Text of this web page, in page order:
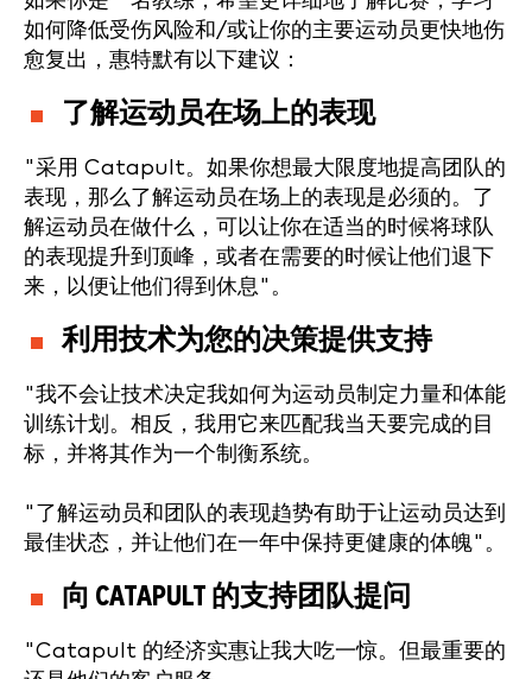
如何降低受伤风险和/或让你的主要运动员更快地伤
愈复出，惠特默有以下建议：
了解运动员在场上的表现
"采用 Catapult。如果你想最大限度地提高团队的
表现，那么了解运动员在场上的表现是必须的。了
解运动员在做什么，可以让你在适当的时候将球队
的表现提升到顶峰，或者在需要的时候让他们退下
来，以便让他们得到休息"。
利用技术为您的决策提供支持
"我不会让技术决定我如何为运动员制定力量和体能
训练计划。相反，我用它来匹配我当天要完成的目
标，并将其作为一个制衡系统。
"了解运动员和团队的表现趋势有助于让运动员达到
最佳状态，并让他们在一年中保持更健康的体魄"。
向 CATAPULT 的支持团队提问
"Catapult 的经济实惠让我大吃一惊。但最重要的